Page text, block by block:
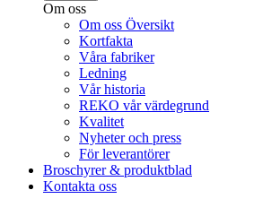
Om oss
Om oss Översikt
Kortfakta
Våra fabriker
Ledning
Vår historia
REKO vår värdegrund
Kvalitet
Nyheter och press
För leverantörer
Broschyrer & produktblad
Kontakta oss